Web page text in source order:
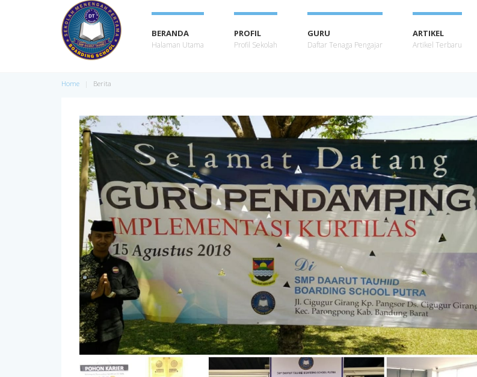
BERANDA
Halaman Utama
PROFIL
Profil Sekolah
GURU
Daftar Tenaga Pengajar
ARTIKEL
Artikel Terbaru
Home Berita